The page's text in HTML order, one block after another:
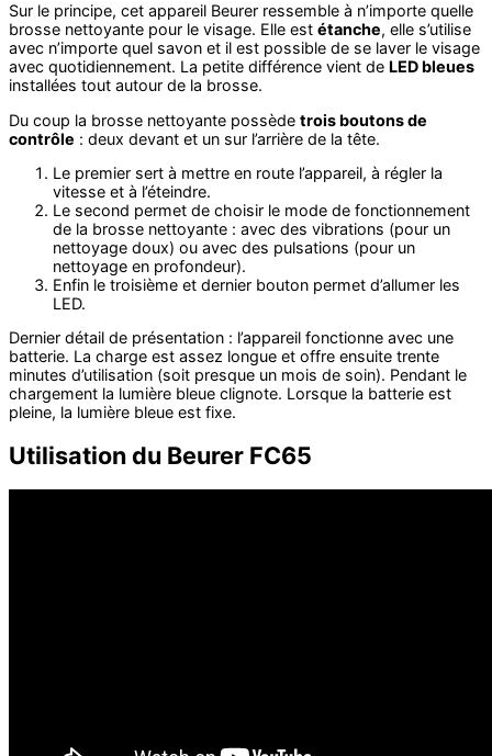
Sur le principe, cet appareil Beurer ressemble à n’importe quelle
brosse nettoyante pour le visage. Elle est étanche, elle s’utilise
avec n’importe quel savon et il est possible de se laver le visage
avec quotidiennement. La petite différence vient de LED bleues
installées tout autour de la brosse.
Du coup la brosse nettoyante possède trois boutons de
contrôle : deux devant et un sur l’arrière de la tête.
Le premier sert à mettre en route l’appareil, à régler la
vitesse et à l’éteindre.
Le second permet de choisir le mode de fonctionnement
de la brosse nettoyante : avec des vibrations (pour un
nettoyage doux) ou avec des pulsations (pour un
nettoyage en profondeur).
Enfin le troisième et dernier bouton permet d’allumer les
LED.
Dernier détail de présentation : l’appareil fonctionne avec une
batterie. La charge est assez longue et offre ensuite trente
minutes d’utilisation (soit presque un mois de soin). Pendant le
chargement la lumière bleue clignote. Lorsque la batterie est
pleine, la lumière bleue est fixe.
Utilisation du Beurer FC65